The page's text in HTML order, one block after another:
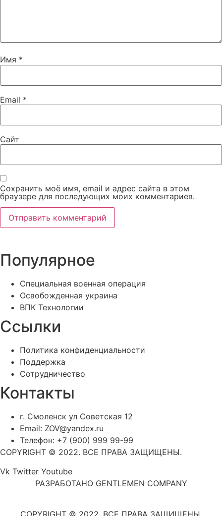
Имя *
Email *
Сайт
Сохранить моё имя, email и адрес сайта в этом
браузере для последующих моих комментариев.
Популярное
Специальная военная операция
Освобожденная украина
ВПК Технологии
Ссылки
Политика конфиденциальности
Поддержка
Сотрудничество
Контакты
г. Смоленск ул Советская 12
Email: ZOV@yandex.ru
Телефон: +7 (900) 999 99-99
COPYRIGHT © 2022. ВСЕ ПРАВА ЗАЩИЩЕНЫ.
Vk Twitter Youtube
РАЗРАБОТАНО GENTLEMEN COMPANY